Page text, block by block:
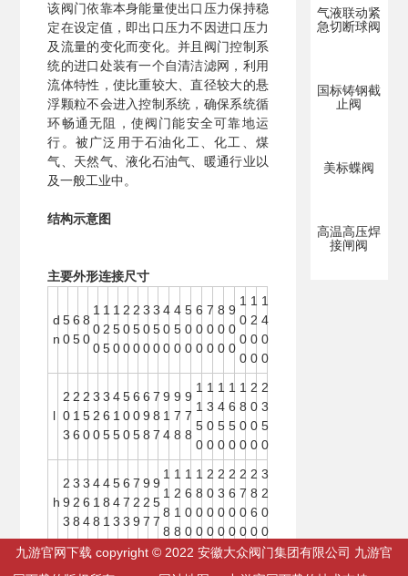
该阀门依靠本身能量使出口压力保持稳
定在设定值，即出口压力不因进口压力
及流量的变化而变化。并且阀门控制系
统的进口处装有一个自清洁滤网，利用
流体特性，使比重较大、直径较大的悬
浮颗粒不会进入控制系统，确保系统循
环畅通无阻，使阀门能安全可靠地运
行。被广泛用于石油化工、化工、煤
气、天然气、液化石油气、暖通行业以
及一般工业中。
结构示意图
主要外形连接尺寸
d
n
5
0
6
5
8
0
1
0
0
1
2
5
1
5
0
2
0
0
2
5
0
3
0
0
3
5
0
4
0
0
4
5
0
5
0
0
6
0
0
7
0
0
8
0
0
9
0
0
1
0
0
0
1
2
0
0
1
4
0
0
l
2
0
3
2
1
6
2
5
0
3
2
0
3
6
5
4
1
5
5
0
0
6
0
5
6
9
8
7
8
7
9
1
4
9
7
8
9
7
8
1
1
5
0
1
3
0
0
1
4
5
0
1
6
5
0
1
8
0
0
2
0
0
0
2
3
5
0
h
2
9
3
3
2
8
3
6
4
4
1
8
4
8
1
5
4
3
6
7
3
7
2
9
9
2
7
9
5
7
1
1
8
8
1
2
1
8
1
6
0
0
1
8
0
0
2
0
0
0
2
3
0
0
2
6
0
0
2
7
0
0
2
8
6
0
3
2
0
0
气液联动紧
急切断球阀
国标铸钢截
止阀
美标蝶阀
高温高压焊
接闸阀
九游官网下载 copyright © 2022 安徽大众阀门集团有限公司 九游官